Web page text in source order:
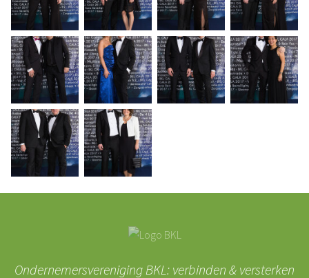
Ondernemersvereniging BKL: verbinden & versterken